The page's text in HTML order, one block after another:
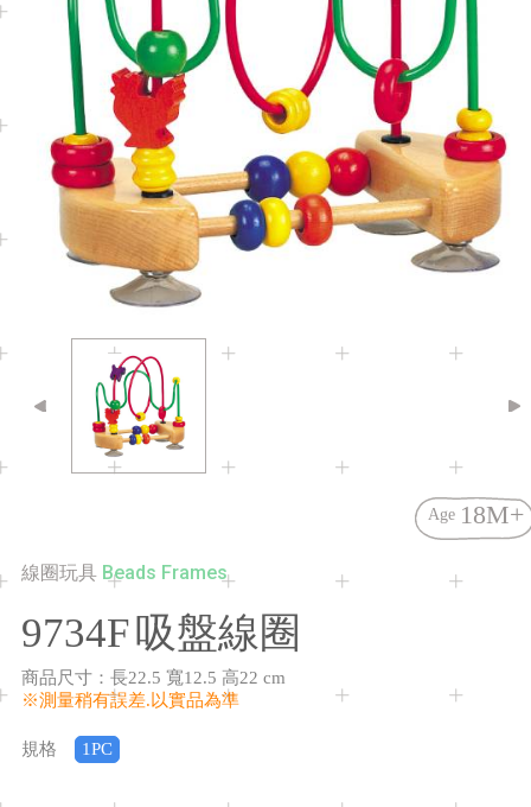
Age 18M+
線圈玩具 Beads Frames
9734F吸盤線圈
商品尺寸 ： 長22.5 寬12.5 高22 cm
※測量稍有誤差.以實品為準
規格 1PC